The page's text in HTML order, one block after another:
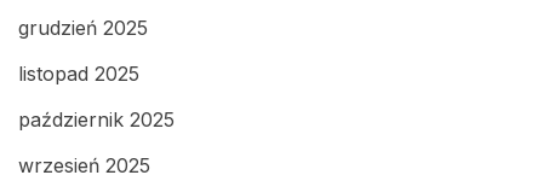
grudzień 2025
listopad 2025
październik 2025
wrzesień 2025